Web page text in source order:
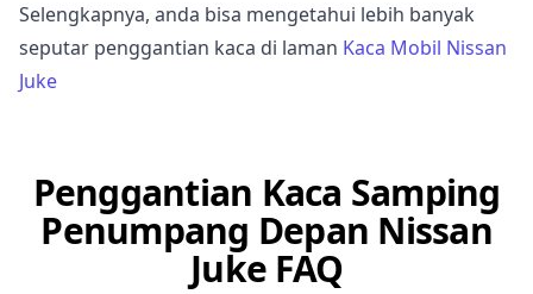
Selengkapnya, anda bisa mengetahui lebih banyak
seputar penggantian kaca di laman Kaca Mobil Nissan
Juke
Penggantian Kaca Samping
Penumpang Depan Nissan
Juke FAQ